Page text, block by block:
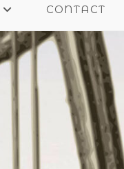
CONTACT